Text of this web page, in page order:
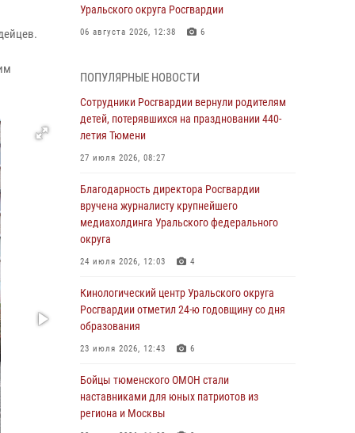
Уральского округа Росгвардии
06 августа 2026, 12:38 6
знакомят детей со своей службой и
напоминают о мерах безопасности
06 августа 2026, 12:33 2
области» в рамках акции «Храним огонь
06 августа 2026, 04:41 3
Росгвардейцы в Тюменской области почтили
Яковлева
05 августа 2026, 11:03 4
В Тюмени офицер Росгвардии в радиоэфире
владения оружием
05 августа 2026, 09:56 2
Военнослужащие Росгвардии сбили дрон-
ПОПУЛЯРНЫЕ НОВОСТИ
Сотрудники Росгвардии вернули родителям
детей, потерявшихся на праздновании 440-
летия Тюмени
27 июля 2026, 08:27
Благодарность директора Росгвардии
вручена журналисту крупнейшего
медиахолдинга Уральского федерального
округа
24 июля 2026, 12:03 4
Кинологический центр Уральского округа
Росгвардии отметил 24-ю годовщину со дня
образования
23 июля 2026, 12:43 6
Бойцы тюменского ОМОН стали
наставниками для юных патриотов из
региона и Москвы